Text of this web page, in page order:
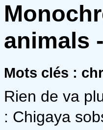
animals
Mots clés :
Rien de va
: Chigaya